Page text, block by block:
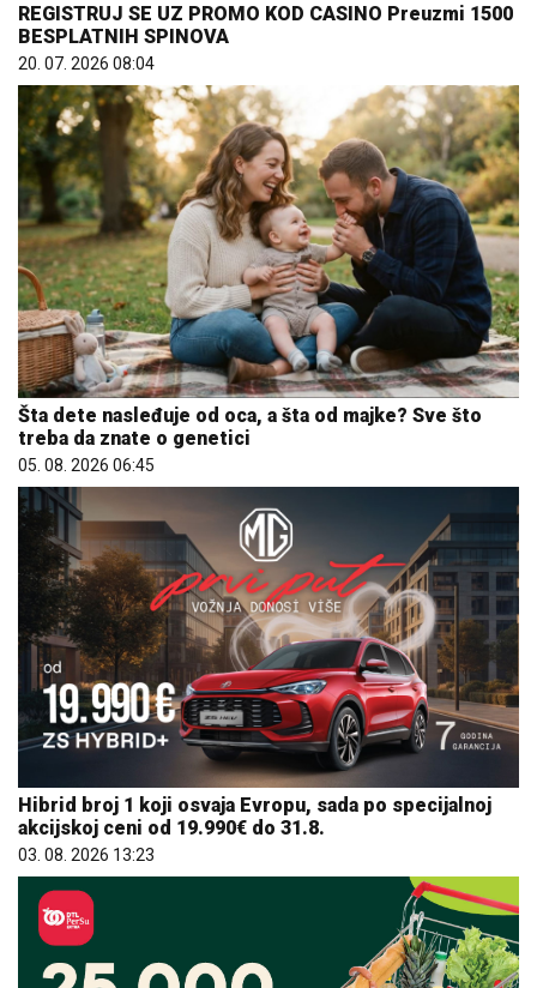
REGISTRUJ SE UZ PROMO KOD CASINO Preuzmi 1500
BESPLATNIH SPINOVA
20. 07. 2026 08:04
Šta dete nasleđuje od oca, a šta od majke? Sve što
treba da znate o genetici
05. 08. 2026 06:45
Hibrid broj 1 koji osvaja Evropu, sada po specijalnoj
akcijskoj ceni od 19.990€ do 31.8.
03. 08. 2026 13:23